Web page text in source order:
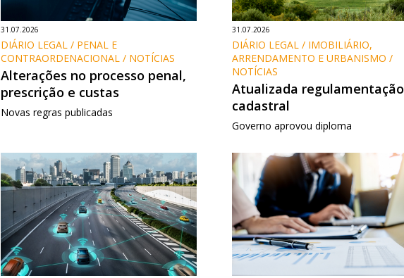
31.07.2026
DIÁRIO LEGAL / PENAL E
CONTRAORDENACIONAL / NOTÍCIAS
Alterações no processo penal,
prescrição e custas
Novas regras publicadas
31.07.2026
DIÁRIO LEGAL / IMOBILIÁRIO,
ARRENDAMENTO E URBANISMO /
NOTÍCIAS
Atualizada regulamentação
cadastral
Governo aprovou diploma